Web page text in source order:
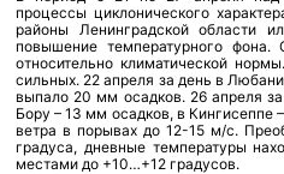
процессы циклонического
районы Ленинградской области
повышение температурного
относительно климатической
сильных. 22 апреля за день в
выпало 20 мм осадков. 26 апреля
Бору – 13 мм осадков, в Кингисеппе
ветра в порывах до 12-15 м/с.
градуса, дневные температуры
местами до +10…+12 градусов.